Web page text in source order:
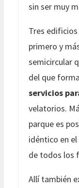
sin ser muy
Tres
primero y
semicircular
del que
servicios
velatorios.
parque es
idéntico en el
de todos los
Allí también